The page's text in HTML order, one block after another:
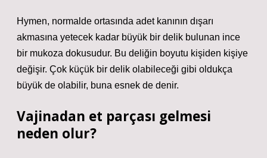
Hymen, normalde ortasında adet kanının dışarı
akmasına yetecek kadar büyük bir delik bulunan ince
bir mukoza dokusudur. Bu deliğin boyutu kişiden kişiye
değişir. Çok küçük bir delik olabileceği gibi oldukça
büyük de olabilir, buna esnek de denir.
Vajinadan et parçası gelmesi
neden olur?